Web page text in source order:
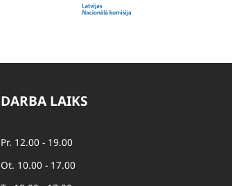
DARBA LAIKS
Pr. 12.00 - 19.00
Ot. 10.00 - 17.00